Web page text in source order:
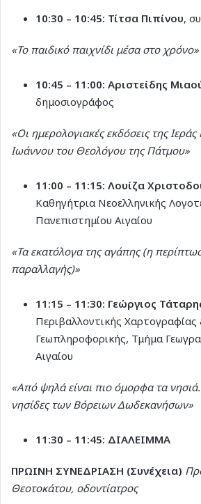
10:30 – 10:45: Τίτσα Πιπίνου,
«Το παιδικό παιχνίδι μέσα στο χρόνο»
10:45 – 11:00: Αριστείδης
δημοσιογράφος
«Οι ημερολογιακές εκδόσεις της
Ιωάννου του Θεολόγου της Πάτμου»
11:00 – 11:15: Λουίζα
Καθηγήτρια Νεοελληνικής
Πανεπιστημίου Αιγαίου
«Τα εκατόλογα της αγάπης (η
παραλλαγής)»
11:15 – 11:30: Γεώργιος
Περιβαλλοντικής Χαρτογραφίας
Γεωπληροφορικής, Τμήμα
Αιγαίου
«Από ψηλά είναι πιο όμορφα τα νησιά.
νησίδες των Βόρειων Δωδεκανήσων»
11:30 – 11:45: ΔΙΑΛΕΙΜΜΑ
ΠΡΩΙΝΗ ΣΥΝΕΔΡΙΑΣΗ (Συνέχεια)
Θεοτοκάτου, οδοντίατρος